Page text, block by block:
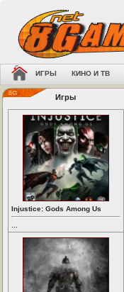
ИГРЫ КИНО И ТВ
Игры
Injustice: Gods Among Us